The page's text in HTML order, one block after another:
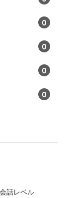
0
0
0
0
話レベル